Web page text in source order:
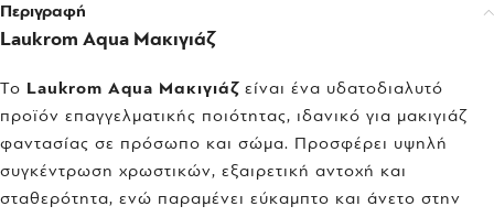
Περιγραφή
Laukrom Aqua Μακιγιάζ
Το Laukrom Aqua Μακιγιάζ είναι ένα υδατοδιαλυτό
προϊόν επαγγελματικής ποιότητας, ιδανικό για μακιγιάζ
φαντασίας σε πρόσωπο και σώμα. Προσφέρει υψηλή
συγκέντρωση χρωστικών, εξαιρετική αντοχή και
σταθερότητα, ενώ παραμένει εύκαμπτο και άνετο στην